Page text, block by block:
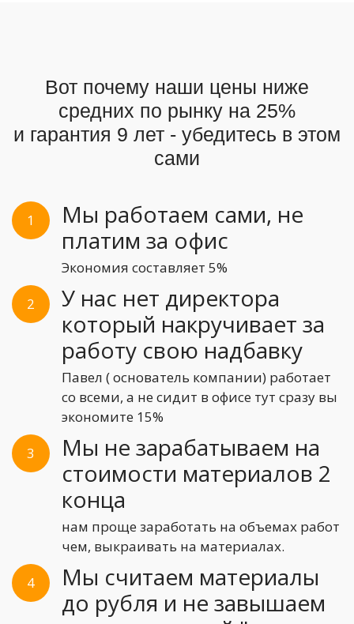
Вот почему наши цены ниже
средних по рынку на 25%
и гарантия 9 лет - убедитесь в этом
сами
1
Мы работаем сами, не
платим за офис
Экономия составляет 5%
2
У нас нет директора
который накручивает за
работу свою надбавку
Павел ( основатель компании) работает
со всеми, а не сидит в офисе тут сразу вы
экономите 15%
3
Мы не зарабатываем на
стоимости материалов 2
конца
нам проще заработать на объемах работ
чем, выкраивать на материалах.
4
Мы считаем материалы
до рубля и не завышаем